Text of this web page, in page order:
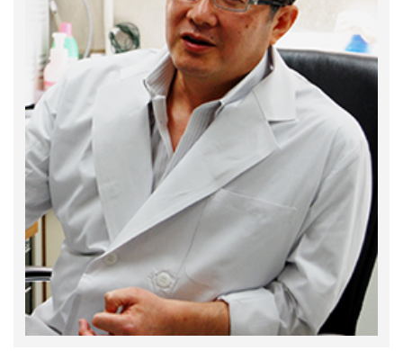
急性中耳炎
真珠腫性中耳炎
扁桃炎
急性喉頭蓋炎
喉頭浮腫
声帯ポリープ
難聴